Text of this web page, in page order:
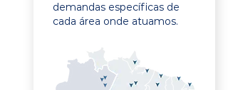
demandas específicas de
cada área onde atuamos.